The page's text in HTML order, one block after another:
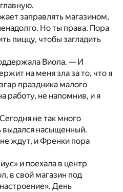
заправлять магазином,
Но ты права. Пора
пиццу, чтобы загладить
Виола. — И
на меня зла за то, что я
праздника малого
работу, не напомнив, и я
не так много
выдался насыщенный.
ждут, и Френки пора
и поехала в центр
в свой магазин под
День